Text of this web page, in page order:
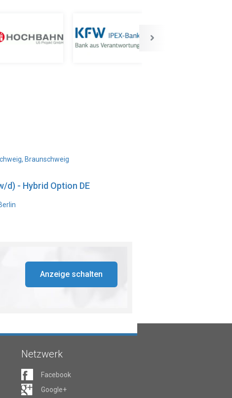
Braunschweig
d) - Hybrid Option DE
Anzeige schalten
Netzwerk
Facebook
Google+